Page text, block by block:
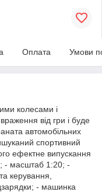
Оплата Умови
колесами і
від гри і буде
автомобільних
спортивний
ефектне випускання
- масштаб 1:20; -
керування,
- машинка